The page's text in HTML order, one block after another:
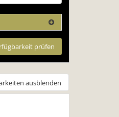
prüfen
ausblenden